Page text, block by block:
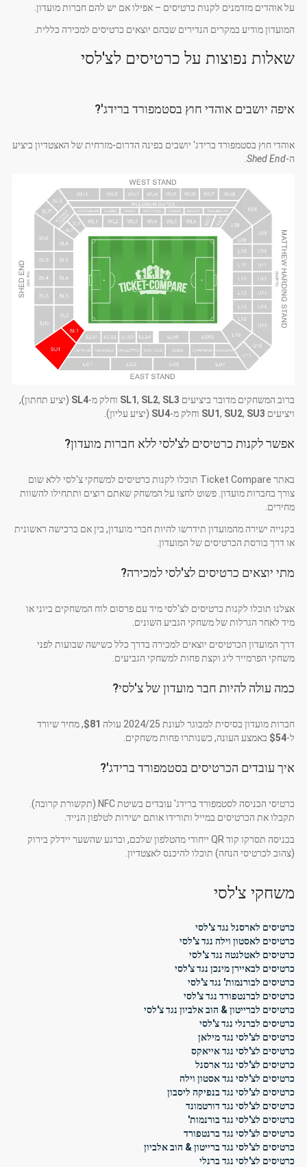
על אוהדים מזדמנים לקנות כרטיסים – אפילו אם יש להם חברות מועדון.
המועדון מודיע במקרים הנדירים שבהם יוצאים כרטיסים למכירה כללית.
שאלות נפוצות על כרטיסים לצ'לסי
איפה יושבים אוהדי חוץ בסטמפורד ברידג'?
אוהדי חוץ בסטמפורד ברידג' יושבים בפינה הדרום-מזרחית של האצטדיון ביציע
ה-Shed End
ברוב המשחקים מדובר ביציעים SL1, SL2, SL3 וחלק מ-SL4 (יציע תחתון),
ויציעים
SU1, SU2, SU3 וחלק מ-SU4 (יציע עליון).
אפשר לקנות כרטיסים לצ'לסי ללא חברות מועדון?
באתר Ticket Compare תוכלו לקנות כרטיסים למשחקי צ'לסי ללא שום
צורך בחברות מועדון. פשוט לחצו על המשחק שאתם רוצים ותתחילו להשוות
מחירים.
בקנייה ישירה מהמועדון תידרשו להיות חברי מועדון, בין אם ברכישה ראשונית
או דרך בורסת הכרטיסים של המועדון.
מתי יוצאים כרטיסים לצ'לסי למכירה?
אצלנו תוכלו לקנות כרטיסים לצ'לסי מיד עם פרסום לוח המשחקים ביוני או
מיד לאחר הגרלות של משחקי הגביע השונים.
דרך המועדון הכרטיסים יוצאים למכירה בדרך כלל כשישה שבועות לפני
משחקי הפרמייר ליג וקצת פחות למשחקי הגביעים.
כמה עולה להיות חבר מועדון של צ'לסי?
חברות מועדון בסיסית למבוגר לעונת 2024/25 עולה $81, מחיר שיורד
ל-$54 באמצע העונה, כשנותרו פחות משחקים.
איך עובדים הכרטיסים בסטמפורד ברידג'?
כרטיסי הכניסה לסטמפורד ברידג' עובדים בשיטת NFC (תקשורת קרובה).
תקבלו את הכרטיסים במייל ותורידו אותם ישירות לטלפון הנייד.
בכניסה תסרקו קוד QR ייחודי מהטלפון שלכם, וברגע שהשער יידלק בירוק
(צהוב לכרטיסי הנחה) תוכלו להיכנס לאצטדיון.
משחקי צ'לסי
כרטיסים לארסנל נגד צ'לסי
כרטיסים לאסטון וילה נגד צ'לסי
כרטיסים לאטלנטה נגד צ'לסי
כרטיסים לבאיירן מינכן נגד צ'לסי
כרטיסים לבורנמות' נגד צ'לסי
כרטיסים לברנטפורד נגד צ'לסי
כרטיסים לברייטון & הוב אלביון נגד צ'לסי
כרטיסים לברנלי נגד צ'לסי
כרטיסים לצ'לסי נגד מילאן
כרטיסים לצ'לסי נגד אייאקס
כרטיסים לצ'לסי נגד ארסנל
כרטיסים לצ'לסי נגד אסטון וילה
כרטיסים לצ'לסי נגד בנפיקה ליסבון
כרטיסים לצ'לסי נגד דורטמונד
כרטיסים לצ'לסי נגד בורנמות'
כרטיסים לצ'לסי נגד ברנטפורד
כרטיסים לצ'לסי נגד ברייטון & הוב אלביון
כרטיסים לצ'לסי נגד ברנלי